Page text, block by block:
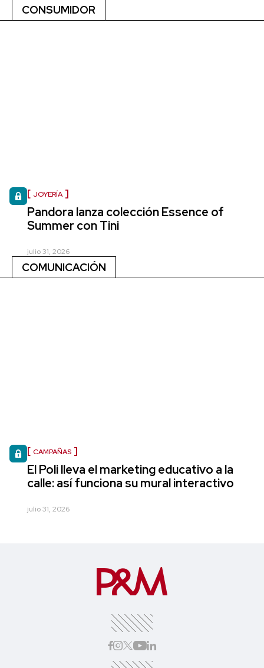
CONSUMIDOR
JOYERÍA
Pandora lanza colección Essence of
Summer con Tini
julio 31, 2026
COMUNICACIÓN
CAMPAÑAS
El Poli lleva el marketing educativo a la
calle: así funciona su mural interactivo
julio 31, 2026